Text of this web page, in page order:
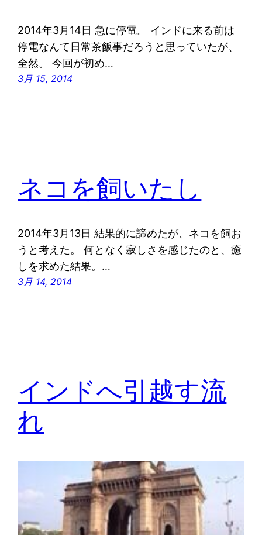
2014年3月14日 急に停電。 インドに来る前は
停電なんて日常茶飯事だろうと思っていたが、
全然。 今回が初め…
3月 15, 2014
ネコを飼いたし
2014年3月13日 結果的に諦めたが、ネコを飼お
うと考えた。 何となく寂しさを感じたのと、癒
しを求めた結果。…
3月 14, 2014
インドへ引越す流
れ